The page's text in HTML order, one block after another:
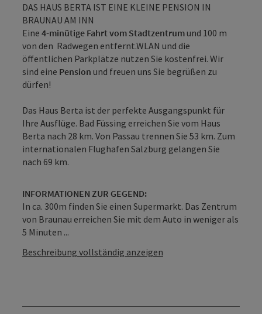
DAS HAUS BERTA IST EINE KLEINE PENSION IN
BRAUNAU AM INN
Eine 4-minütige Fahrt vom Stadtzentrumund 100 m
von den Radwegen entfernt.WLAN und die
öffentlichen Parkplätze nutzen Sie kostenfrei. Wir
sind eine Pension und freuen uns Sie begrüßen zu
dürfen!
Das Haus Berta ist der perfekte Ausgangspunkt für
Ihre Ausflüge. Bad Füssing erreichen Sie vom Haus
Berta nach 28 km. Von Passau trennen Sie 53 km. Zum
internationalen Flughafen Salzburg gelangen Sie
nach 69 km.
INFORMATIONEN ZUR GEGEND:
In ca. 300m finden Sie einen Supermarkt. Das Zentrum
von Braunau erreichen Sie mit dem Auto in weniger als
5 Minuten ...
Beschreibung vollständig anzeigen